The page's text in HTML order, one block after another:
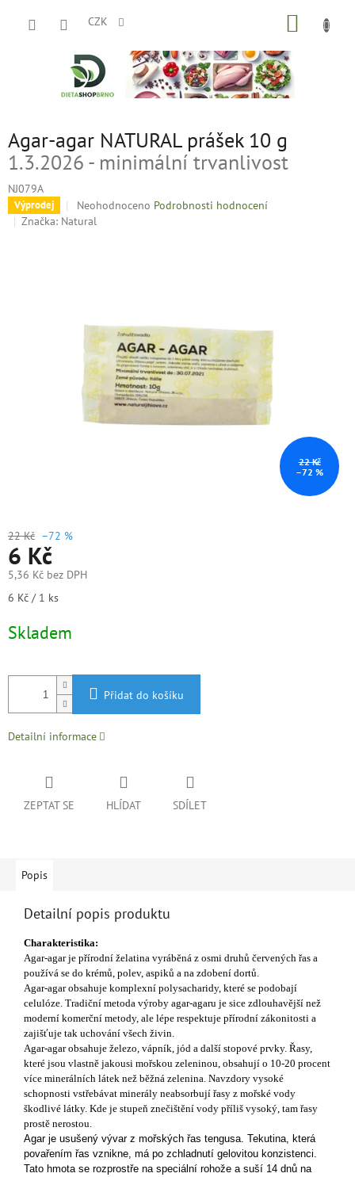
CZK
Agar-agar NATURAL prášek 10 g
1.3.2026 - minimální trvanlivost
NJ079A
Výprodej
Průměrné
hodnocení
Neohodnoceno Podrobnosti hodnocení
Značka: Natural
22 Kč
–72 %
22 Kč –72 %
6 Kč
5,36 Kč bez DPH
Měrná
6 Kč / 1 ks
Skladem
Přidat do košíku
Detailní informace
ZEPTAT SE HLÍDAT SDÍLET
Popis
Detailní popis produktu
Charakteristika:
Agar-agar je přírodní želatina vyráběná z osmi druhů červených řas a
používá se do krémů, polev, aspiků a na zdobení dortů.
Agar-agar obsahuje komplexní polysacharidy, které se podobají
celulóze. Tradiční metoda výroby agar-agaru je sice zdlouhavější než
moderní komerční metody, ale lépe respektuje přírodní zákonitosti a
zajišťuje tak uchování všech živin.
Agar-agar obsahuje železo, vápník, jód a další stopové prvky. Řasy,
které jsou vlastně jakousi mořskou zeleninou, obsahují o 10-20 procent
více minerálních látek než běžná zelenina. Navzdory vysoké
schopnosti vstřebávat minerály neabsorbují řasy z mořské vody
škodlivé látky. Kde je stupeň znečištění vody příliš vysoký, tam řasy
prostě nerostou.
Agar je usušený vývar z mořských řas tengusa. Tekutina, která
povařením řas vznikne, má po zchladnutí gelovitou konzistenci.
Tato hmota se rozprostře na speciální rohože a suší 14 dnů na